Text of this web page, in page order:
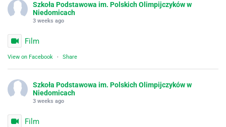
Szkoła Podstawowa im. Polskich Olimpijczyków w
Niedomicach
3 weeks ago
Film
View on Facebook · Share
Szkoła Podstawowa im. Polskich Olimpijczyków w
Niedomicach
3 weeks ago
Film